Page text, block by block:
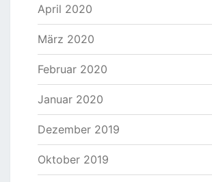
April 2020
März 2020
Februar 2020
Januar 2020
Dezember 2019
Oktober 2019